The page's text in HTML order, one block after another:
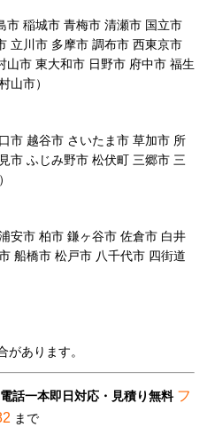
市 稲城市 青梅市 清瀬市 国立市
立川市 多摩市 調布市 西東京市
山市 東大和市 日野市 府中市 福生
山市）
市 越谷市 さいたま市 草加市 所
市 ふじみ野市 松伏町 三郷市 三
安市 柏市 鎌ヶ谷市 佐倉市 白井
船橋市 松戸市 八千代市 四街道
あります。
話一本即日対応・見積り無料 フ
まで